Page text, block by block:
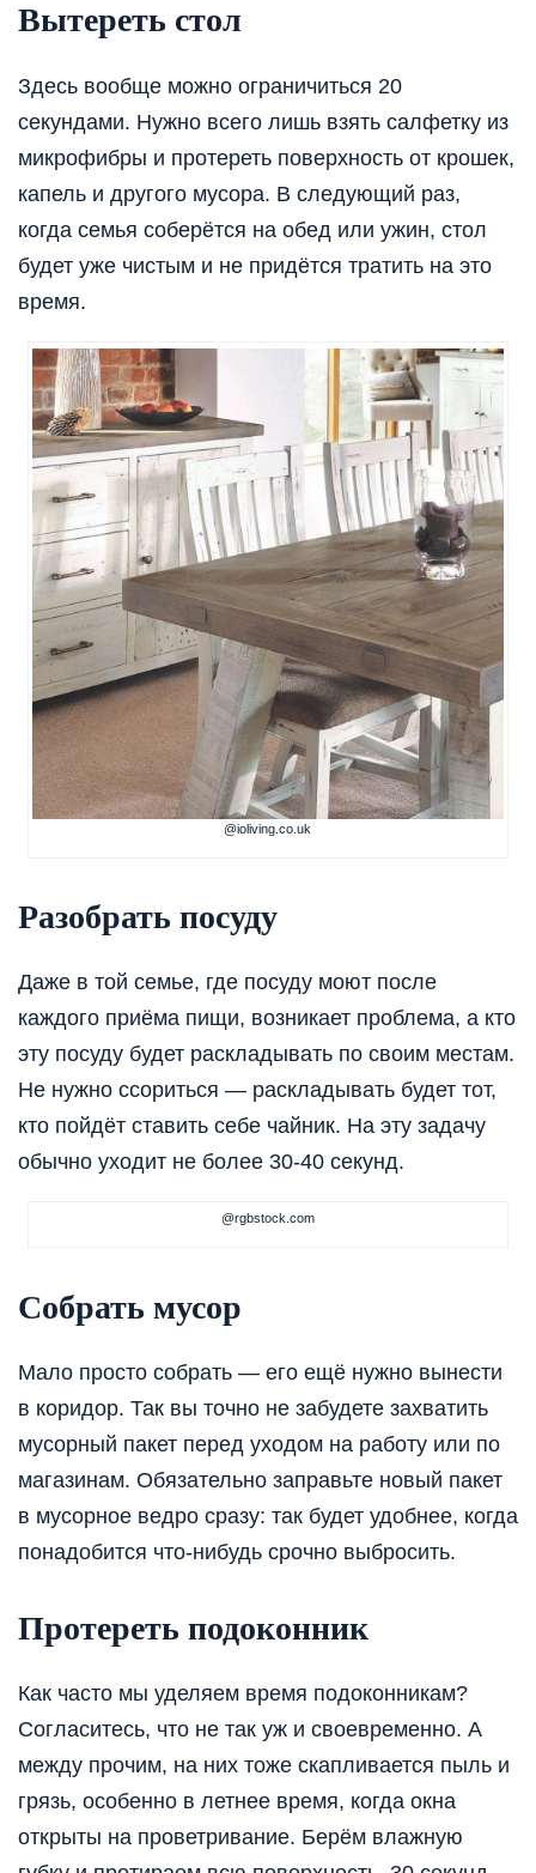
Вытереть стол
Здесь вообще можно ограничиться 20
секундами. Нужно всего лишь взять салфетку из
микрофибры и протереть поверхность от крошек,
капель и другого мусора. В следующий раз,
когда семья соберётся на обед или ужин, стол
будет уже чистым и не придётся тратить на это
время.
@ioliving.co.uk
Разобрать посуду
Даже в той семье, где посуду моют после
каждого приёма пищи, возникает проблема, а кто
эту посуду будет раскладывать по своим местам.
Не нужно ссориться — раскладывать будет тот,
кто пойдёт ставить себе чайник. На эту задачу
обычно уходит не более 30-40 секунд.
@rgbstock.com
Собрать мусор
Мало просто собрать — его ещё нужно вынести
в коридор. Так вы точно не забудете захватить
мусорный пакет перед уходом на работу или по
магазинам. Обязательно заправьте новый пакет
в мусорное ведро сразу: так будет удобнее, когда
понадобится что-нибудь срочно выбросить.
Протереть подоконник
Как часто мы уделяем время подоконникам?
Согласитесь, что не так уж и своевременно. А
между прочим, на них тоже скапливается пыль и
грязь, особенно в летнее время, когда окна
открыты на проветривание. Берём влажную